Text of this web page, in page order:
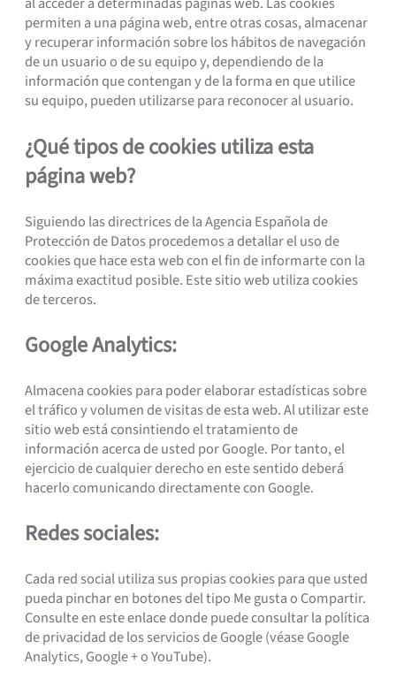
permiten a una página web, entre otras cosas, almacenar
y recuperar información sobre los hábitos de navegación
de un usuario o de su equipo y, dependiendo de la
información que contengan y de la forma en que utilice
su equipo, pueden utilizarse para reconocer al usuario.
¿Qué tipos de cookies utiliza esta
página web?
Siguiendo las directrices de la Agencia Española de
Protección de Datos procedemos a detallar el uso de
cookies que hace esta web con el fin de informarte con la
máxima exactitud posible. Este sitio web utiliza cookies
de terceros.
Google Analytics:
Almacena cookies para poder elaborar estadísticas sobre
el tráfico y volumen de visitas de esta web. Al utilizar este
sitio web está consintiendo el tratamiento de
información acerca de usted por Google. Por tanto, el
ejercicio de cualquier derecho en este sentido deberá
hacerlo comunicando directamente con Google.
Redes sociales:
Cada red social utiliza sus propias cookies para que usted
pueda pinchar en botones del tipo Me gusta o Compartir.
Consulte en este enlace donde puede consultar la política
de privacidad de los servicios de Google (véase Google
Analytics, Google + o YouTube).